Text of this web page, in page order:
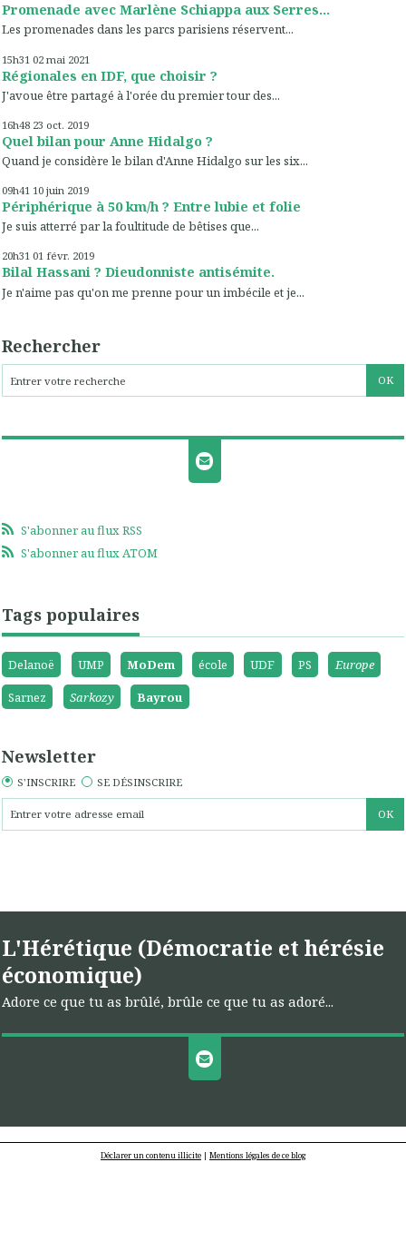
Promenade avec Marlène Schiappa aux Serres...
Les promenades dans les parcs parisiens réservent...
15h31 02 mai 2021
Régionales en IDF, que choisir ?
J'avoue être partagé à l'orée du premier tour des...
16h48 23 oct. 2019
Quel bilan pour Anne Hidalgo ?
Quand je considère le bilan d'Anne Hidalgo sur les six...
09h41 10 juin 2019
Périphérique à 50 km/h ? Entre lubie et folie
Je suis atterré par la foultitude de bêtises que...
20h31 01 févr. 2019
Bilal Hassani ? Dieudonniste antisémite.
Je n'aime pas qu'on me prenne pour un imbécile et je...
Rechercher
S'abonner au flux RSS
S'abonner au flux ATOM
Tags populaires
Delanoë UMP MoDem école UDF PS
Europe
Sarnez
Sarkozy Bayrou
Newsletter
S'INSCRIRE SE DÉSINSCRIRE
L'Hérétique (Démocratie et hérésie
économique)
Adore ce que tu as brûlé, brûle ce que tu as adoré...
Déclarer un contenu illicite | Mentions légales de ce blog